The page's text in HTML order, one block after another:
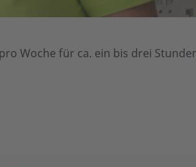
Woche für ca. ein bis drei